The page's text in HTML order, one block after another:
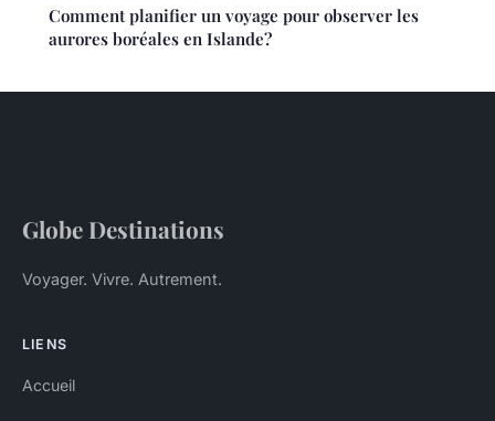
Comment planifier un voyage pour observer les
aurores boréales en Islande?
Globe Destinations
Voyager. Vivre. Autrement.
LIENS
Accueil